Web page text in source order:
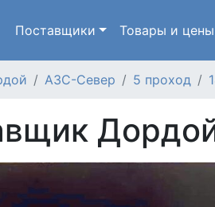
Поставщики Товары и цены
АЗС-Север 5 проход